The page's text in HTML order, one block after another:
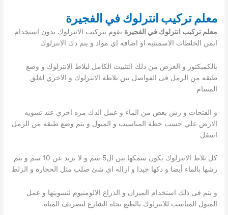
معلم تركيب انترلوك في الفجيرة
معلم تركيب انترلوك في الفجيرة يقوم بتركيب الانترلوك بدون استخدام
ايمن الخلطات الاسمنتيه او اضافه اي مواد و يتم دك الانترلوك
بالكمبكتور و الغرض من ذلك التثبيت الكامل لبلاط الانترلوك و وضع
طبقه من الرمل فى الفواصل بين بلاطة الانترلوك و الاخري لغلق
المسام
و الفتحات و رش بعض من الماء و عمل الدك مره اخري عند تسويه
الارض علي حسب خطة المناسيب و الميول و يتم وضع طبقه من الرمل
اسفل
كل بلاط الانترلوك يكون سمكها بين ال5 سم و لا تزيد عن 10 سم و يتم
رشها بالماء أيضا و دكها جيدا و ازاله اى شئ صلب مثل الحجاره و الزلط
و يتم فى ذلك استخدام الميزان و الذراع الالومنيوم لتسويتها و عمل
الميول المناسب للانترلوك بالطبع تجاه الشارع لتصريف المياه.